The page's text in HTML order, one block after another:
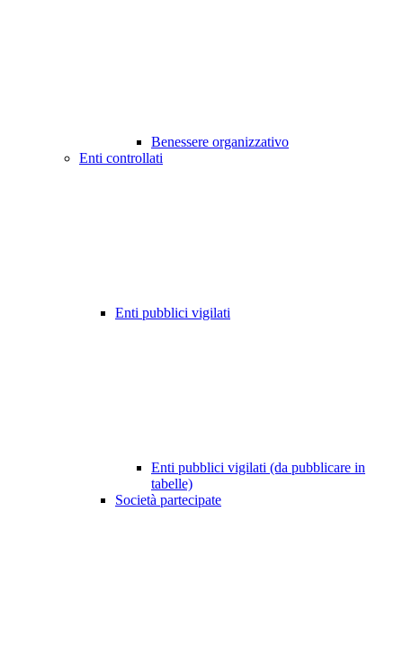
Benessere organizzativo
Enti controllati
Enti pubblici vigilati
Enti pubblici vigilati (da pubblicare in
tabelle)
Società partecipate